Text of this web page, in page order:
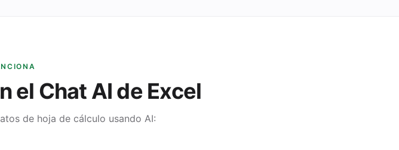
el Chat AI de Excel
de hoja de cálculo usando AI: